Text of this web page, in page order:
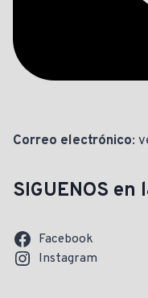
Correo electrónico:
SIGUENOS en
Facebook
Instagram